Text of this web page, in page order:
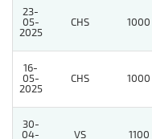
23-
05-
2025
CHS 1000
16-
05-
2025
CHS 1000
30-
04-
VS 1100